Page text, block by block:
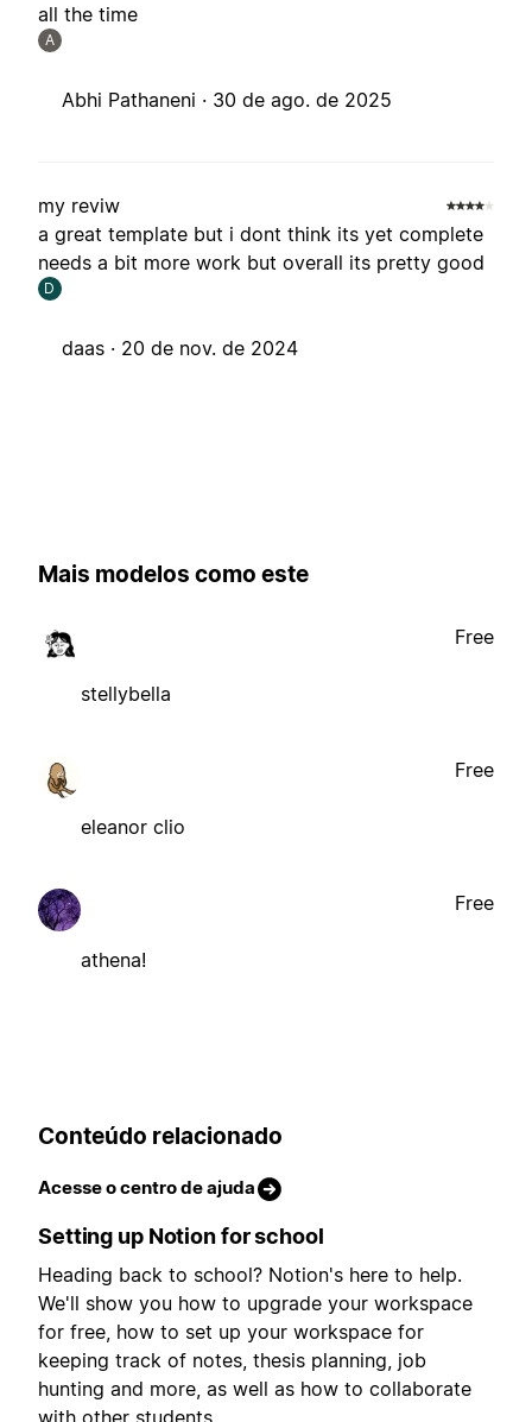
all the time
A
Abhi Pathaneni · 30 de ago. de 2025
my reviw
a great template but i dont think its yet complete
needs a bit more work but overall its pretty good
D
daas · 20 de nov. de 2024
Mais modelos como este
stellybella
Free
eleanor clio
Free
athena!
Free
Conteúdo relacionado
Acesse o centro de ajuda
Setting up Notion for school
Heading back to school? Notion's here to help.
We'll show you how to upgrade your workspace
for free, how to set up your workspace for
keeping track of notes, thesis planning, job
hunting and more, as well as how to collaborate
with other students.